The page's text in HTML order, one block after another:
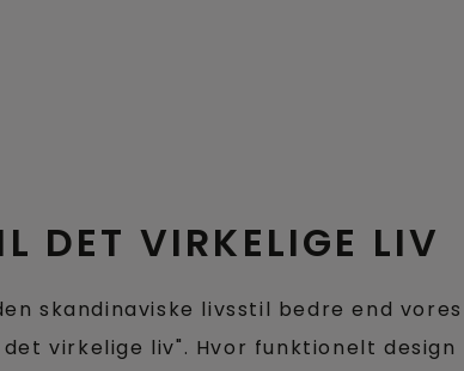
DET VIRKELIGE LIV
skandinaviske livsstil bedre end vores
virkelige liv". Hvor funktionelt design